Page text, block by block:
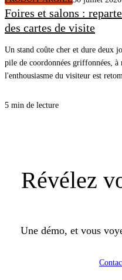
Foires et salons :
des cartes de visite
Un stand coûte cher et dure deux
pile de coordonnées griffonnées, à
l'enthousiasme du visiteur est
logement pendant qu'il est devant
5 min de lecture
Révélez
Une démo, et vous